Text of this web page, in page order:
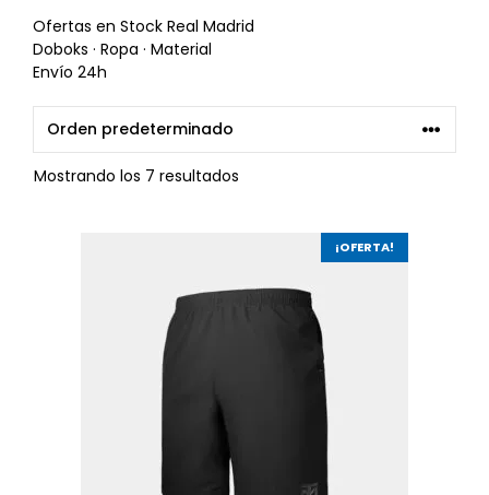
Ofertas en Stock Real Madrid
Doboks · Ropa · Material
Envío 24h
Mostrando los 7 resultados
¡OFERTA!